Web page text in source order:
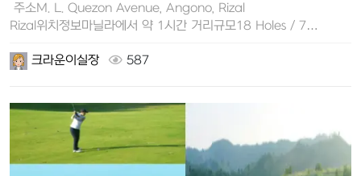
주소M. L. Quezon Avenue, Angono, Rizal
Rizal위치정보마닐라에서 약 1시간 거리규모18 Holes / 7…
크라운이실장 587